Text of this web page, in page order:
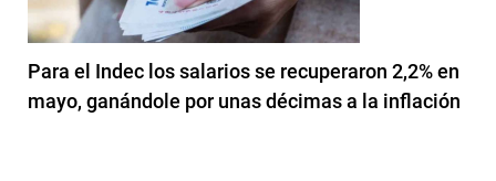
Para el Indec los salarios se recuperaron 2,2% en
mayo, ganándole por unas décimas a la inflación